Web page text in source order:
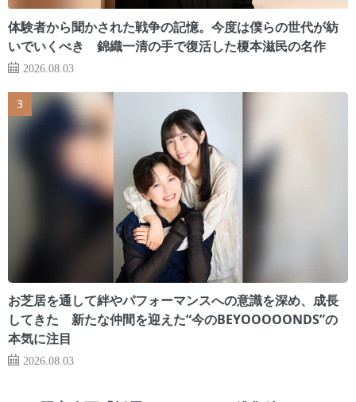
体験者から聞かされた戦争の記憶。今度は僕らの世代が紡
いでいくべき 錦織一清の手で復活した榎本滋民の名作
2026.08.03
お芝居を通して絆やパフォーマンスへの意識を深め、成長
してきた 新たな仲間を迎えた“今のBEYOOOOONDS”の
本気に注目
2026.08.03